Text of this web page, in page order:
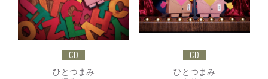
CD
ひとつまみ
CD
ひとつまみ